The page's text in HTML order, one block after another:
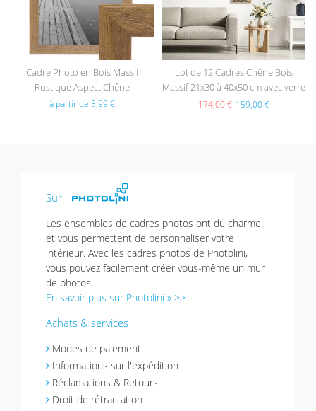
Cadre Photo en Bois Massif
Rustique Aspect Chêne
à partir de 8,99 €
Lot de 12 Cadres Chêne Bois
Massif 21x30 à 40x50 cm avec verre
acrylique
174,00 € 159,00 €
Sur
Les ensembles de cadres photos ont du charme
et vous permettent de personnaliser votre
intérieur. Avec les cadres photos de Photolini,
vous pouvez facilement créer vous-même un mur
de photos.
En savoir plus sur Photolini » >>
Achats & services
Modes de paiement
Informations sur l'expédition
Réclamations & Retours
Droit de rétractation